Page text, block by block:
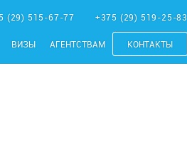
(29) 515-67-77 +375 (29) 519-25-83
ВИЗЫ АГЕНТСТВАМ КОНТАКТЫ